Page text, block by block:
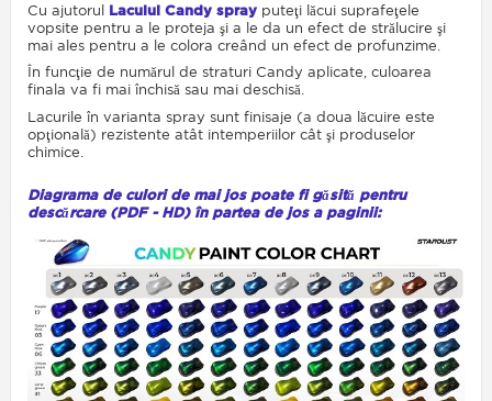
Cu ajutorul Lacului Candy spray puteţi lăcui suprafeţele
vopsite pentru a le proteja şi a le da un efect de strălucire şi
mai ales pentru a le colora creând un efect de profunzime.
În funcţie de numărul de straturi Candy aplicate, culoarea
finala va fi mai închisă sau mai deschisă.
Lacurile în varianta spray sunt finisaje (a doua lăcuire este
opţională) rezistente atât intemperiilor cât şi produselor
chimice.
Diagrama de culori de mai jos poate fi găsită pentru
descărcare (PDF - HD) în partea de jos a paginii: